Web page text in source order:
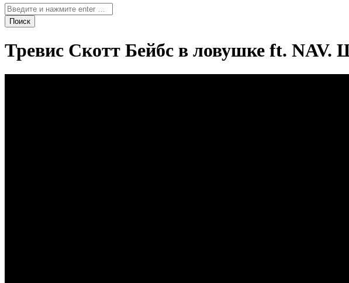
Тревис Скотт Бейбс в ловушке ft. NAV.